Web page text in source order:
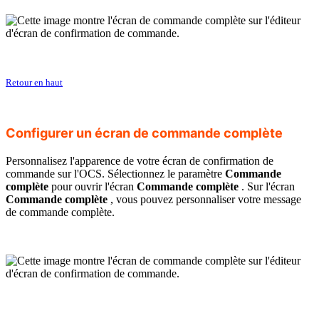
Retour en haut
Configurer un écran de commande complète
Personnalisez l'apparence de votre écran de confirmation de
commande sur l'OCS. Sélectionnez le paramètre Commande
complète pour ouvrir l'écran Commande complète . Sur l'écran
Commande complète , vous pouvez personnaliser votre message
de commande complète.